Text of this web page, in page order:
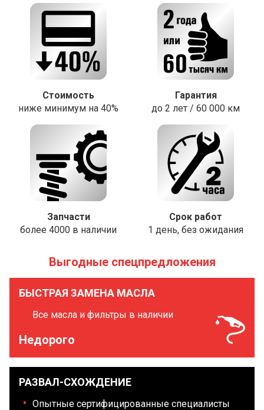
Стоимость
ниже минимум на 40%
Гарантия
до 2 лет / 60 000 км
Запчасти
более 4000 в наличии
Срок работ
1 день, без ожидания
Выгодные спецпредложения
БЫСТРАЯ ЗАМЕНА МАСЛА
Все масла и фильтры в наличии
Недорого
РАЗВАЛ-СХОЖДЕНИЕ
Опытные сертифицированные специалисты